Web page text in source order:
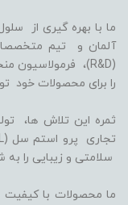
آلمان و تیم
را برای محصولات خود
ثمره این تلاش ها،
تجاری پرو استم سل (PRO STEM CELL) و
سلامتی و زیبایی را
ما محصولات با کیفیت